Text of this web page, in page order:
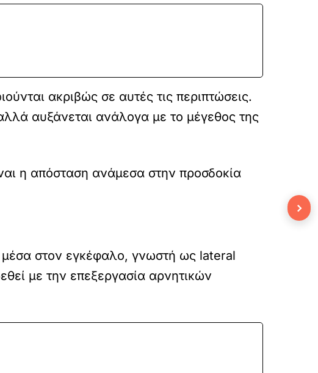
ακριβώς σε αυτές τις περιπτώσεις.
αυξάνεται ανάλογα με το μέγεθος της
η απόσταση ανάμεσα στην προσδοκία
μέσα στον εγκέφαλο, γνωστή ως lateral
με την επεξεργασία αρνητικών
›